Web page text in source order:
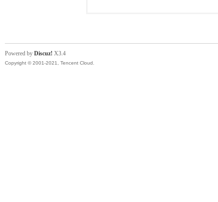
Powered by Discuz! X3.4
Copyright © 2001-2021, Tencent Cloud.